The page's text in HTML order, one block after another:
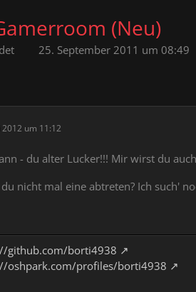
(Neu)
25. September 2011 um 08:49
2012 um 11:12
- du alter Lucker!!! Mir wirst du
nicht mal eine abtreten? Ich such'
github.com/borti4938
oshpark.com/profiles/borti4938